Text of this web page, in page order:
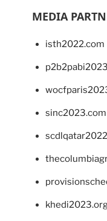
MEDIA
isth2022.com
sinc2023.com